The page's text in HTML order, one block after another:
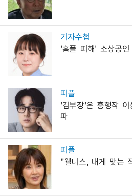
기자수첩
'홈플 피해' 소상공
피플
'김부장'은 흥행작
파
피플
"웰니스, 내게 맞는